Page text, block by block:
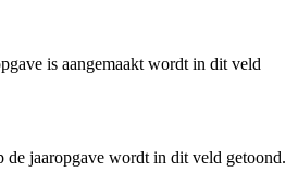
is aangemaakt wordt in dit veld
de jaaropgave wordt in dit veld getoond.